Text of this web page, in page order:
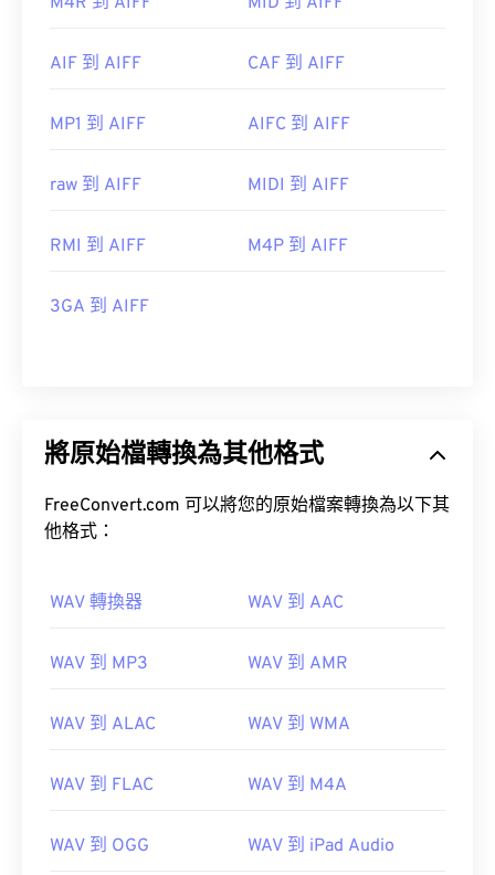
AIF 到 AIFF CAF 到 AIFF
MP1 到 AIFF AIFC 到 AIFF
raw 到 AIFF MIDI 到 AIFF
RMI 到 AIFF M4P 到 AIFF
3GA 到 AIFF
將原始檔轉換為其他格式
FreeConvert.com 可以將您的原始檔案轉換為以下其
他格式：
WAV 轉換器 WAV 到 AAC
WAV 到 MP3 WAV 到 AMR
WAV 到 ALAC WAV 到 WMA
WAV 到 FLAC WAV 到 M4A
WAV 到 OGG WAV 到 iPad Audio